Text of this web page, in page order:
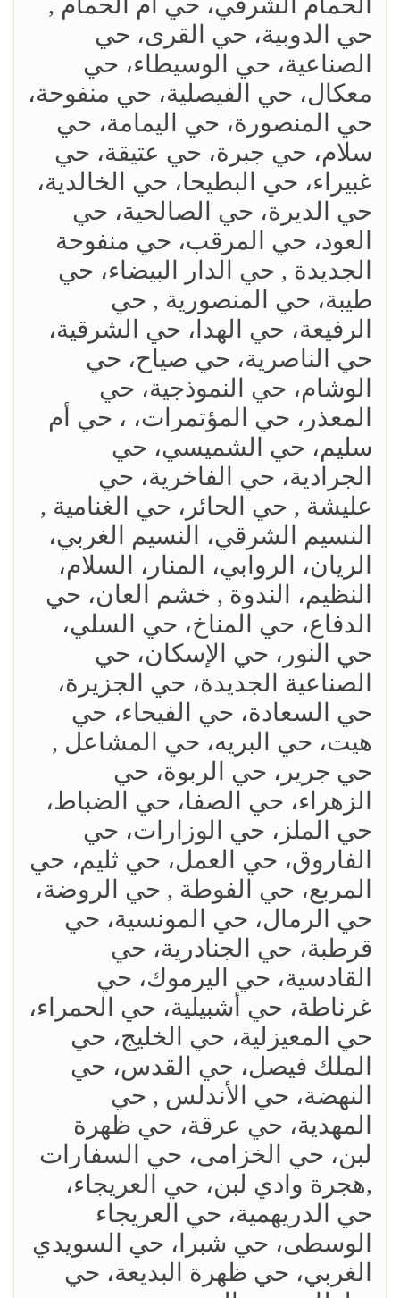
حي الدوبية، حي القرى، حي
الصناعية، حي الوسيطاء، حي
معكال، حي الفيصلية، حي منفوحة،
حي المنصورة، حي اليمامة، حي
سلام، حي جبرة، حي عتيقة، حي
غبيراء، حي البطيحا، حي الخالدية،
حي الديرة، حي الصالحية، حي
العود، حي المرقب، حي منفوحة
الجديدة , حي الدار البيضاء، حي
طيبة، حي المنصورية , حي
الرفيعة، حي الهدا، حي الشرقية،
حي الناصرية، حي صياح، حي
الوشام، حي النموذجية، حي
المعذر، حي المؤتمرات، ، حي أم
سليم، حي الشميسي، حي
الجرادية، حي الفاخرية، حي
عليشة , حي الحائر، حي الغنامية ,
النسيم الشرقي، النسيم الغربي،
الريان، الروابي، المنار، السلام،
النظيم، الندوة , خشم العان، حي
الدفاع، حي المناخ، حي السلي،
حي النور، حي الإسكان، حي
الصناعية الجديدة، حي الجزيرة،
حي السعادة، حي الفيحاء، حي
هيت، حي البريه، حي المشاعل ,
حي جرير، حي الربوة، حي
الزهراء، حي الصفا، حي الضباط،
حي الملز، حي الوزارات، حي
الفاروق، حي العمل، حي ثليم، حي
المربع، حي الفوطة , حي الروضة،
حي الرمال، حي المونسية، حي
قرطبة، حي الجنادرية، حي
القادسية، حي اليرموك، حي
غرناطة، حي أشبيلية، حي الحمراء،
حي المعيزلية، حي الخليج، حي
الملك فيصل، حي القدس، حي
النهضة، حي الأندلس , حي
المهدية، حي عرقة، حي ظهرة
لبن، حي الخزامى، حي السفارات
,هجرة وادي لبن، حي العريجاء،
حي الدريهمية، حي العريجاء
الوسطى، حي شبرا، حي السويدي
الغربي، حي ظهرة البديعة، حي